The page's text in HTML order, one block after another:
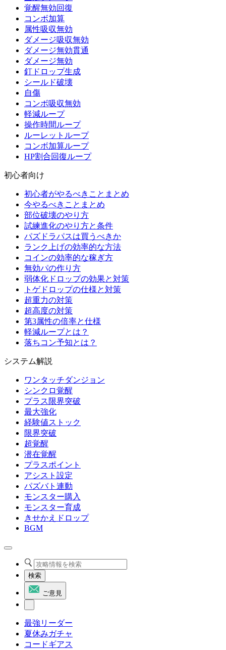
覚醒無効回復
コンボ加算
属性吸収無効
ダメージ吸収無効
ダメージ無効貫通
ダメージ無効
釘ドロップ生成
シールド破壊
自傷
コンボ吸収無効
軽減ループ
操作時間ループ
ルーレットループ
コンボ加算ループ
HP割合回復ループ
初心者向け
初心者がやるべきことまとめ
今やるべきことまとめ
部位破壊のやり方
試練進化のやり方と条件
パズドラパスは買うべきか
ランク上げの効率的な方法
コインの効率的な稼ぎ方
無効パの作り方
弱体化ドロップの効果と対策
トゲドロップの仕様と対策
超重力の対策
超高度の対策
第3属性の倍率と仕様
軽減ループとは？
落ちコン予知とは？
システム解説
ワンタッチダンジョン
シンクロ覚醒
プラス限界突破
最大強化
経験値ストック
限界突破
超覚醒
潜在覚醒
プラスポイント
アシスト設定
パズバト連動
モンスター購入
モンスター育成
きせかえドロップ
BGM
検索
ご意見
最強リーダー
夏休みガチャ
コードギアス